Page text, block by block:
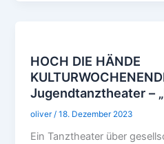
HOCH DIE HÄNDE
Jugendtanztheater –
oliver /18. Dezember 2023
Ein Tanztheater über